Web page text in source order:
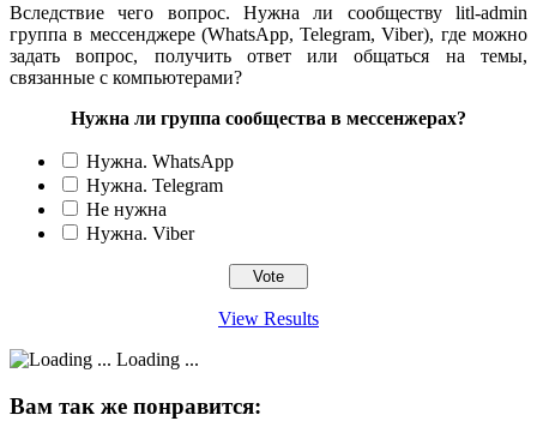
Вследствие чего вопрос. Нужна ли сообществу litl-admin
группа в мессенджере (WhatsApp, Telegram, Viber), где можно
задать вопрос, получить ответ или общаться на темы,
связанные с компьютерами?
Нужна ли группа сообщества в мессенжерах?
Нужна. WhatsApp
Нужна. Telegram
Не нужна
Нужна. Viber
View Results
Loading ...
Вам так же понравится: